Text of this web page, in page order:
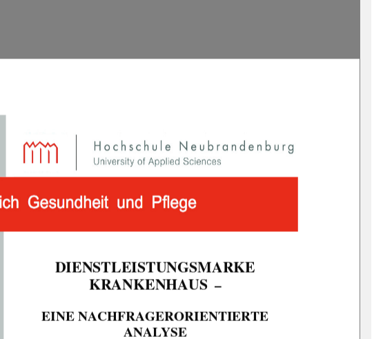
DIENSTLEISTUNGSMARKE
KRANKENHAUS
–
EINE NACHFRAGERORIENTIERTE
ANALYSE